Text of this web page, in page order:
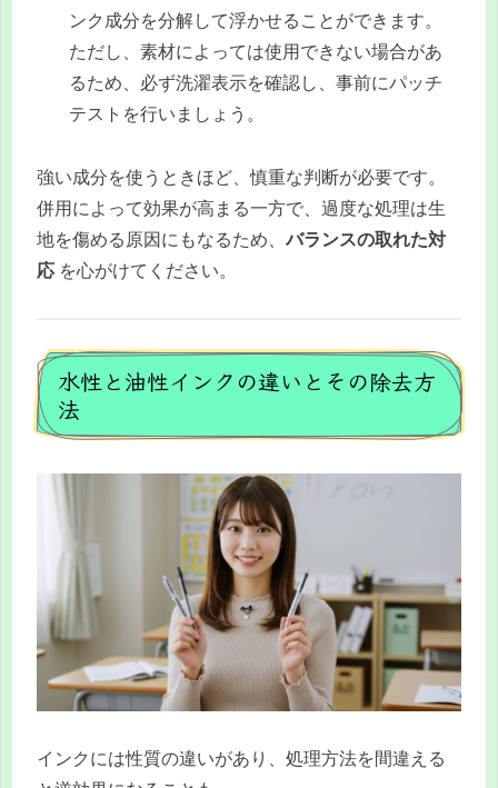
ンク成分を分解して浮かせることができます。
ただし、素材によっては使用できない場合があ
るため、必ず洗濯表示を確認し、事前にパッチ
テストを行いましょう。
強い成分を使うときほど、慎重な判断が必要です。
併用によって効果が高まる一方で、過度な処理は生
地を傷める原因にもなるため、バランスの取れた対
応 を心がけてください。
水性と油性インクの違いとその除去方
法
インクには性質の違いがあり、処理方法を間違える